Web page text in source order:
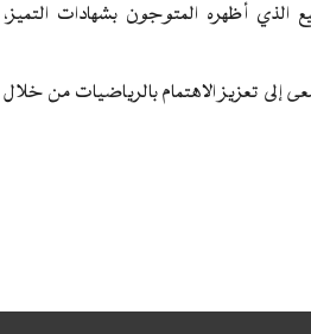
الذي أظهره المتوجون بشهادات التميز،
إلى تعزيز الاهتمام بالرياضيات من خلال